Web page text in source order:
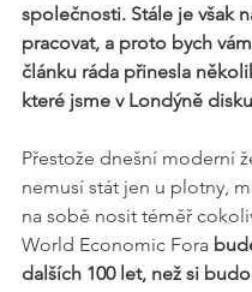
společnosti. Stále je však
pracovat, a proto bych
článku ráda přinesla
které jsme v Londýně
Přestože dnešní moderní
nemusí stát jen u plotny,
na sobě nosit téměř
World Economic Fora
dalších 100 let, než si